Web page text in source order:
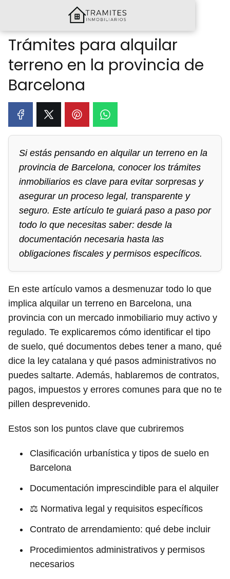
Trámites para alquilar
terreno en la provincia de
Barcelona
Si estás pensando en alquilar un terreno en la
provincia de Barcelona, conocer los trámites
inmobiliarios es clave para evitar sorpresas y
asegurar un proceso legal, transparente y
seguro. Este artículo te guiará paso a paso por
todo lo que necesitas saber: desde la
documentación necesaria hasta las
obligaciones fiscales y permisos específicos.
En este artículo vamos a desmenuzar todo lo que
implica alquilar un terreno en Barcelona, una
provincia con un mercado inmobiliario muy activo y
regulado. Te explicaremos cómo identificar el tipo
de suelo, qué documentos debes tener a mano, qué
dice la ley catalana y qué pasos administrativos no
puedes saltarte. Además, hablaremos de contratos,
pagos, impuestos y errores comunes para que no te
pillen desprevenido.
Estos son los puntos clave que cubriremos
Clasificación urbanística y tipos de suelo en
Barcelona
Documentación imprescindible para el alquiler
⚖️ Normativa legal y requisitos específicos
Contrato de arrendamiento: qué debe incluir
Procedimientos administrativos y permisos
necesarios